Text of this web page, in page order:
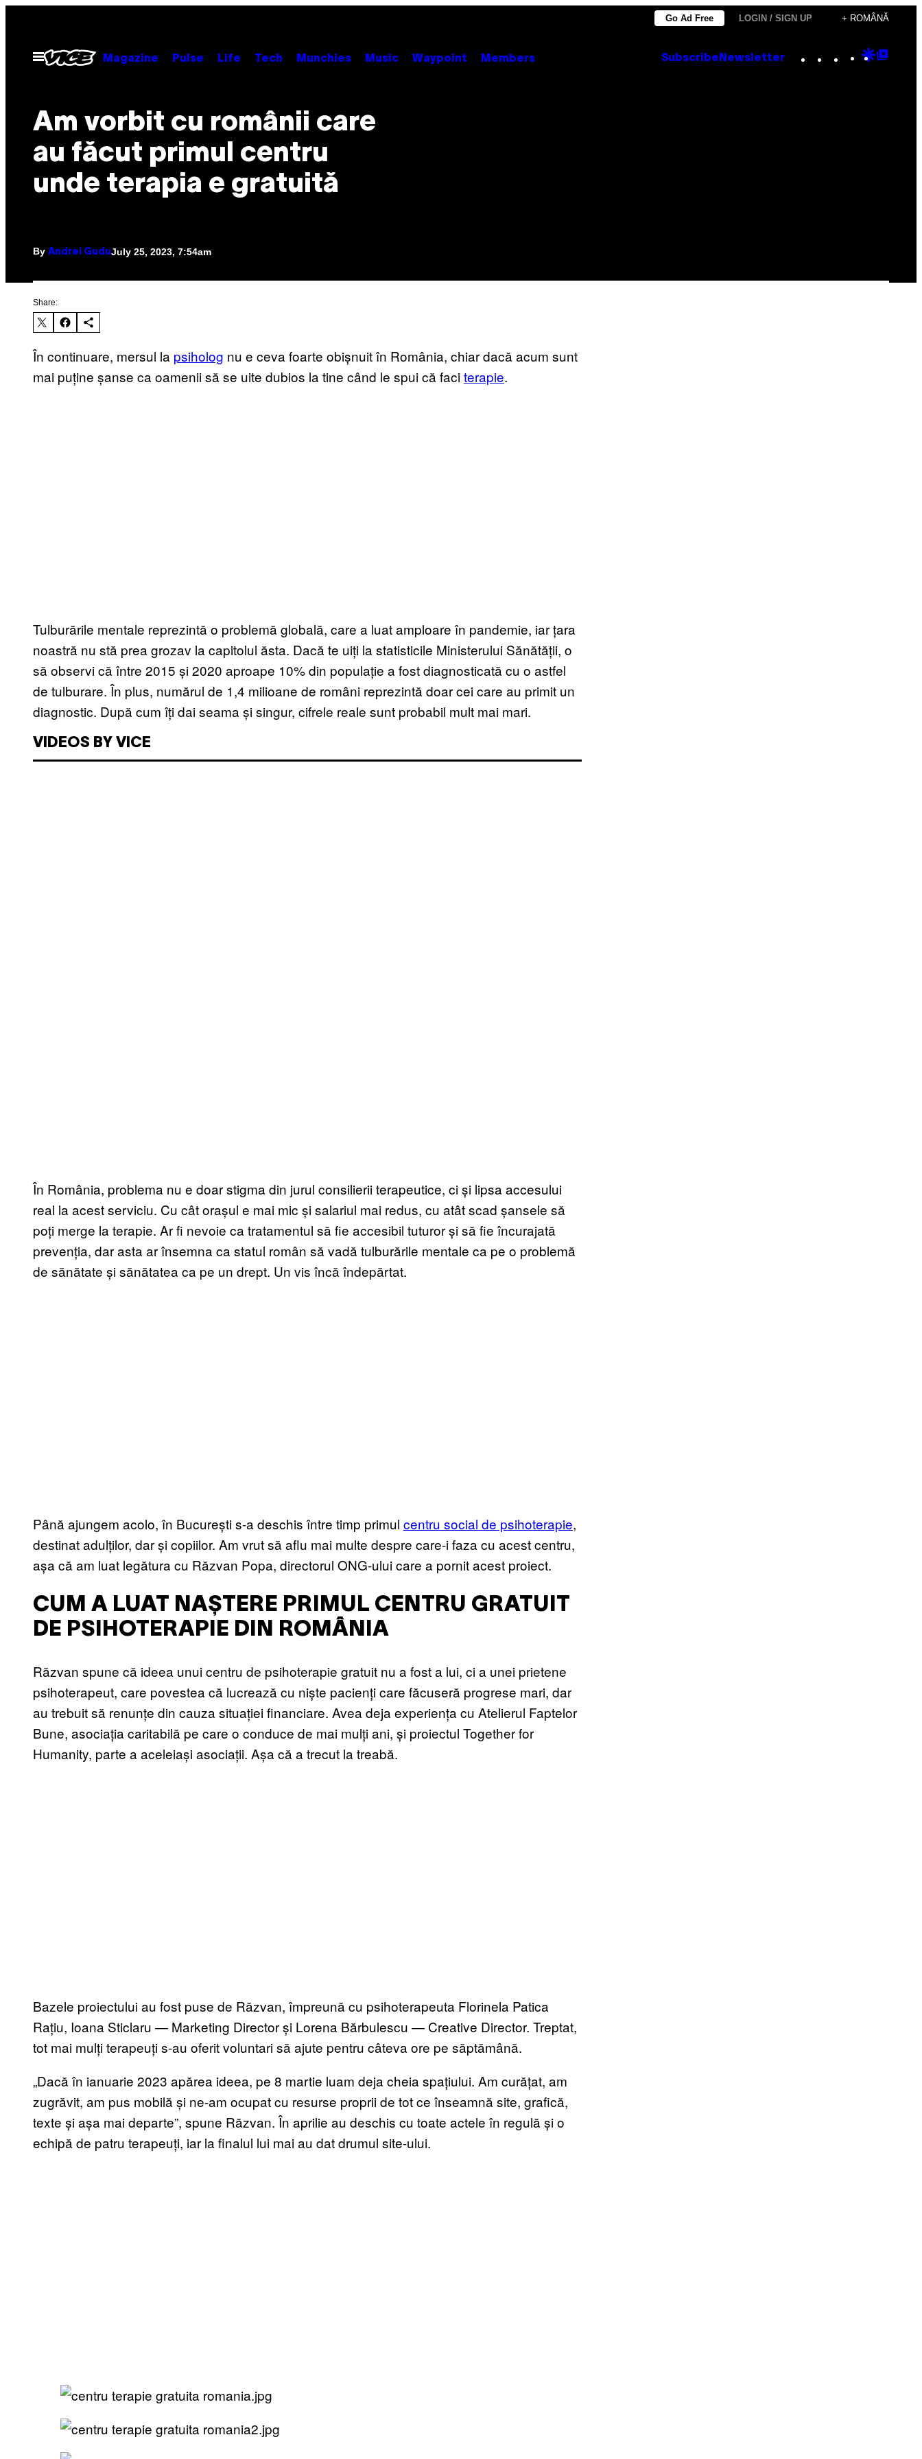
content
Go Ad Free LOGIN / SIGN UP + ROMÂNĂ
Open
Menu
Magazine Pulse Life Tech Munchies Music Waypoint Members Subscribe Newsletter Instagram
TikTok
YouTube
Google
Am vorbit cu românii care
au făcut primul centru
unde terapia e gratuită
By Andrei Gudu July 25, 2023, 7:54am
Share:
În continuare, mersul la psiholog nu e ceva foarte obișnuit în România, chiar dacă acum sunt
mai puține șanse ca oamenii să se uite dubios la tine când le spui că faciterapie.
Tulburările mentale reprezintă o problemă globală, care a luat amploare în pandemie, iar țara
noastră nu stă prea grozav la capitolul ăsta. Dacă te uiți la statisticile Ministerului Sănătății, o
să observi că între 2015 și 2020 aproape 10% din populație a fost diagnosticată cu o astfel
de tulburare. În plus, numărul de 1,4 milioane de români reprezintă doar cei care au primit un
diagnostic. După cum îți dai seama și singur, cifrele reale sunt probabil mult mai mari.
VIDEOS BY VICE
În România, problema nu e doar stigma din jurul consilierii terapeutice, ci și lipsa accesului
real la acest serviciu. Cu cât orașul e mai mic și salariul mai redus, cu atât scad șansele să
poți merge la terapie. Ar fi nevoie ca tratamentul să fie accesibil tuturor și să fie încurajată
prevenția, dar asta ar însemna ca statul român să vadă tulburările mentale ca pe o problemă
de sănătate și sănătatea ca pe un drept. Un vis încă îndepărtat.
Până ajungem acolo, în București s-a deschis între timp primul centru social de psihoterapie,
destinat adulților, dar și copiilor. Am vrut să aflu mai multe despre care-i faza cu acest centru,
așa că am luat legătura cu Răzvan Popa, directorul ONG-ului care a pornit acest proiect.
CUM A LUAT NAȘTERE PRIMUL CENTRU GRATUIT
DE PSIHOTERAPIE DIN ROMÂNIA
Răzvan spune că ideea unui centru de psihoterapie gratuit nu a fost a lui, ci a unei prietene
psihoterapeut, care povestea că lucrează cu niște pacienți care făcuseră progrese mari, dar
au trebuit să renunțe din cauza situației financiare. Avea deja experiența cu Atelierul Faptelor
Bune, asociația caritabilă pe care o conduce de mai mulți ani, și proiectul Together for
Humanity, parte a aceleiași asociații. Așa că a trecut la treabă.
Bazele proiectului au fost puse de Răzvan, împreună cu psihoterapeuta Florinela Patica
Rațiu, Ioana Sticlaru — Marketing Director și Lorena Bărbulescu — Creative Director. Treptat,
tot mai mulți terapeuți s-au oferit voluntari să ajute pentru câteva ore pe săptămână.
„Dacă în ianuarie 2023 apărea ideea, pe 8 martie luam deja cheia spațiului. Am curățat, am
zugrăvit, am pus mobilă și ne-am ocupat cu resurse proprii de tot ce înseamnă site, grafică,
texte și așa mai departe”, spune Răzvan. În aprilie au deschis cu toate actele în regulă și o
echipă de patru terapeuți, iar la finalul lui mai au dat drumul site-ului.